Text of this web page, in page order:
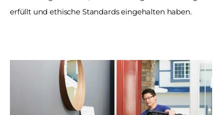
erfüllt und ethische Standards eingehalten haben.